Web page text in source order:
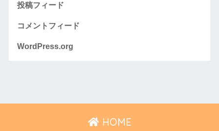
投稿フィード
コメントフィード
WordPress.org
HOME